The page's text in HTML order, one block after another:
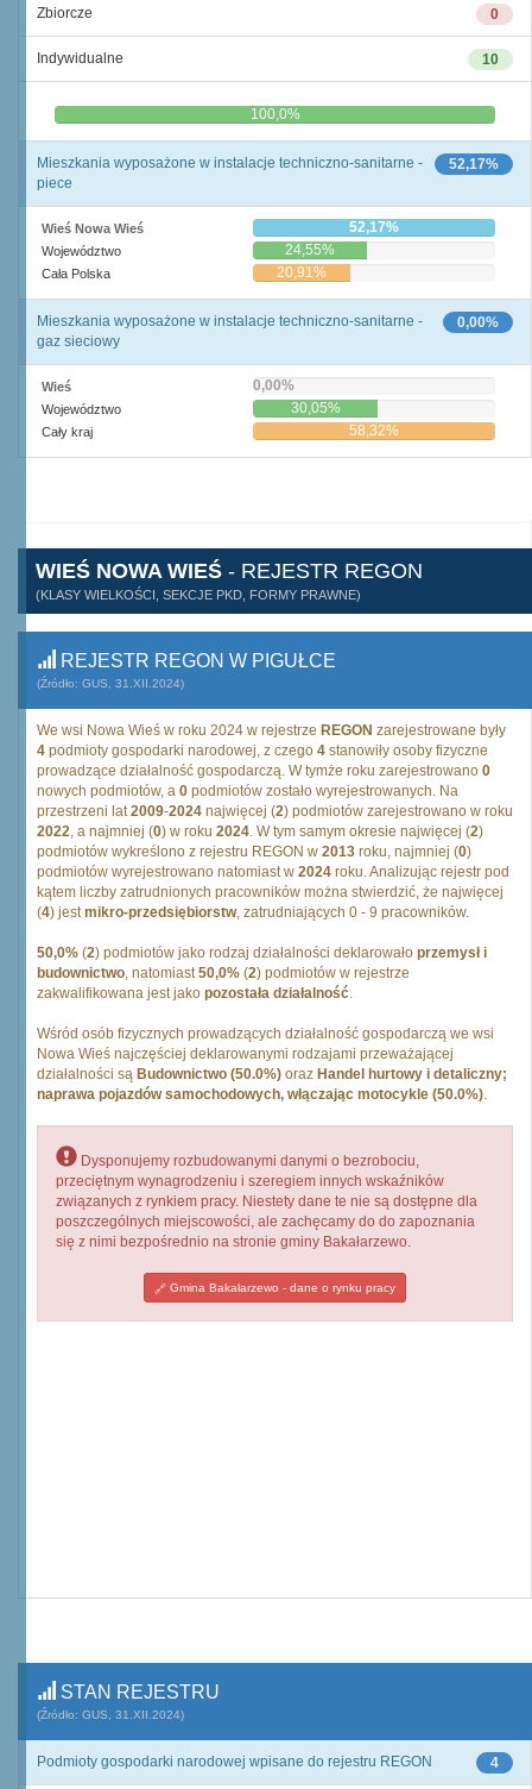
0
Zbiorcze
10
Indywidualne
0,0% 100,0%
52,17%
Mieszkania wyposażone w instalacje techniczno-sanitarne -
piece
Wieś Nowa Wieś 52,17%
Województwo 24,55%
Cała Polska 20,91%
0,00%
Mieszkania wyposażone w instalacje techniczno-sanitarne -
gaz sieciowy
Wieś 0,00%
Województwo 30,05%
Cały kraj 58,32%
WIEŚ NOWA WIEŚ - REJESTR REGON
(KLASY WIELKOŚCI, SEKCJE PKD, FORMY PRAWNE)
REJESTR REGON W PIGUŁCE
(Źródło: GUS, 31.XII.2024)
We wsi Nowa Wieś w roku 2024 w rejestrze REGON zarejestrowane były
4 podmioty gospodarki narodowej, z czego 4 stanowiły osoby fizyczne
prowadzące działalność gospodarczą. W tymże roku zarejestrowano 0
nowych podmiotów, a 0 podmiotów zostało wyrejestrowanych. Na
przestrzeni lat2009-2024 najwięcej (2) podmiotów zarejestrowano w roku
2022, a najmniej (0) w roku 2024. W tym samym okresie najwięcej (2)
podmiotów wykreślono z rejestru REGON w 2013 roku, najmniej (0)
podmiotów wyrejestrowano natomiast w 2024 roku. Analizując rejestr pod
kątem liczby zatrudnionych pracowników można stwierdzić, że najwięcej
(4) jestmikro-przedsiębiorstw, zatrudniających 0 - 9 pracowników.
50,0% (2) podmiotów jako rodzaj działalności deklarowało przemysł i
budownictwo, natomiast50,0% (2) podmiotów w rejestrze
zakwalifikowana jest jako pozostała działalność.
Wśród osób fizycznych prowadzących działalność gospodarczą we wsi
Nowa Wieś najczęściej deklarowanymi rodzajami przeważającej
działalności są Budownictwo (50.0%) oraz Handel hurtowy i detaliczny;
naprawa pojazdów samochodowych, włączając motocykle (50.0%).
Dysponujemy rozbudowanymi danymi o bezrobociu,
przeciętnym wynagrodzeniu i szeregiem innych wskaźników
związanych z rynkiem pracy. Niestety dane te nie są dostępne dla
poszczególnych miejscowości, ale zachęcamy do do zapoznania
się z nimi bezpośrednio na stronie gminy Bakałarzewo.
Gmina Bakałarzewo - dane o rynku pracy
STAN REJESTRU
(Źródło: GUS, 31.XII.2024)
4
Podmioty gospodarki narodowej wpisane do rejestru REGON